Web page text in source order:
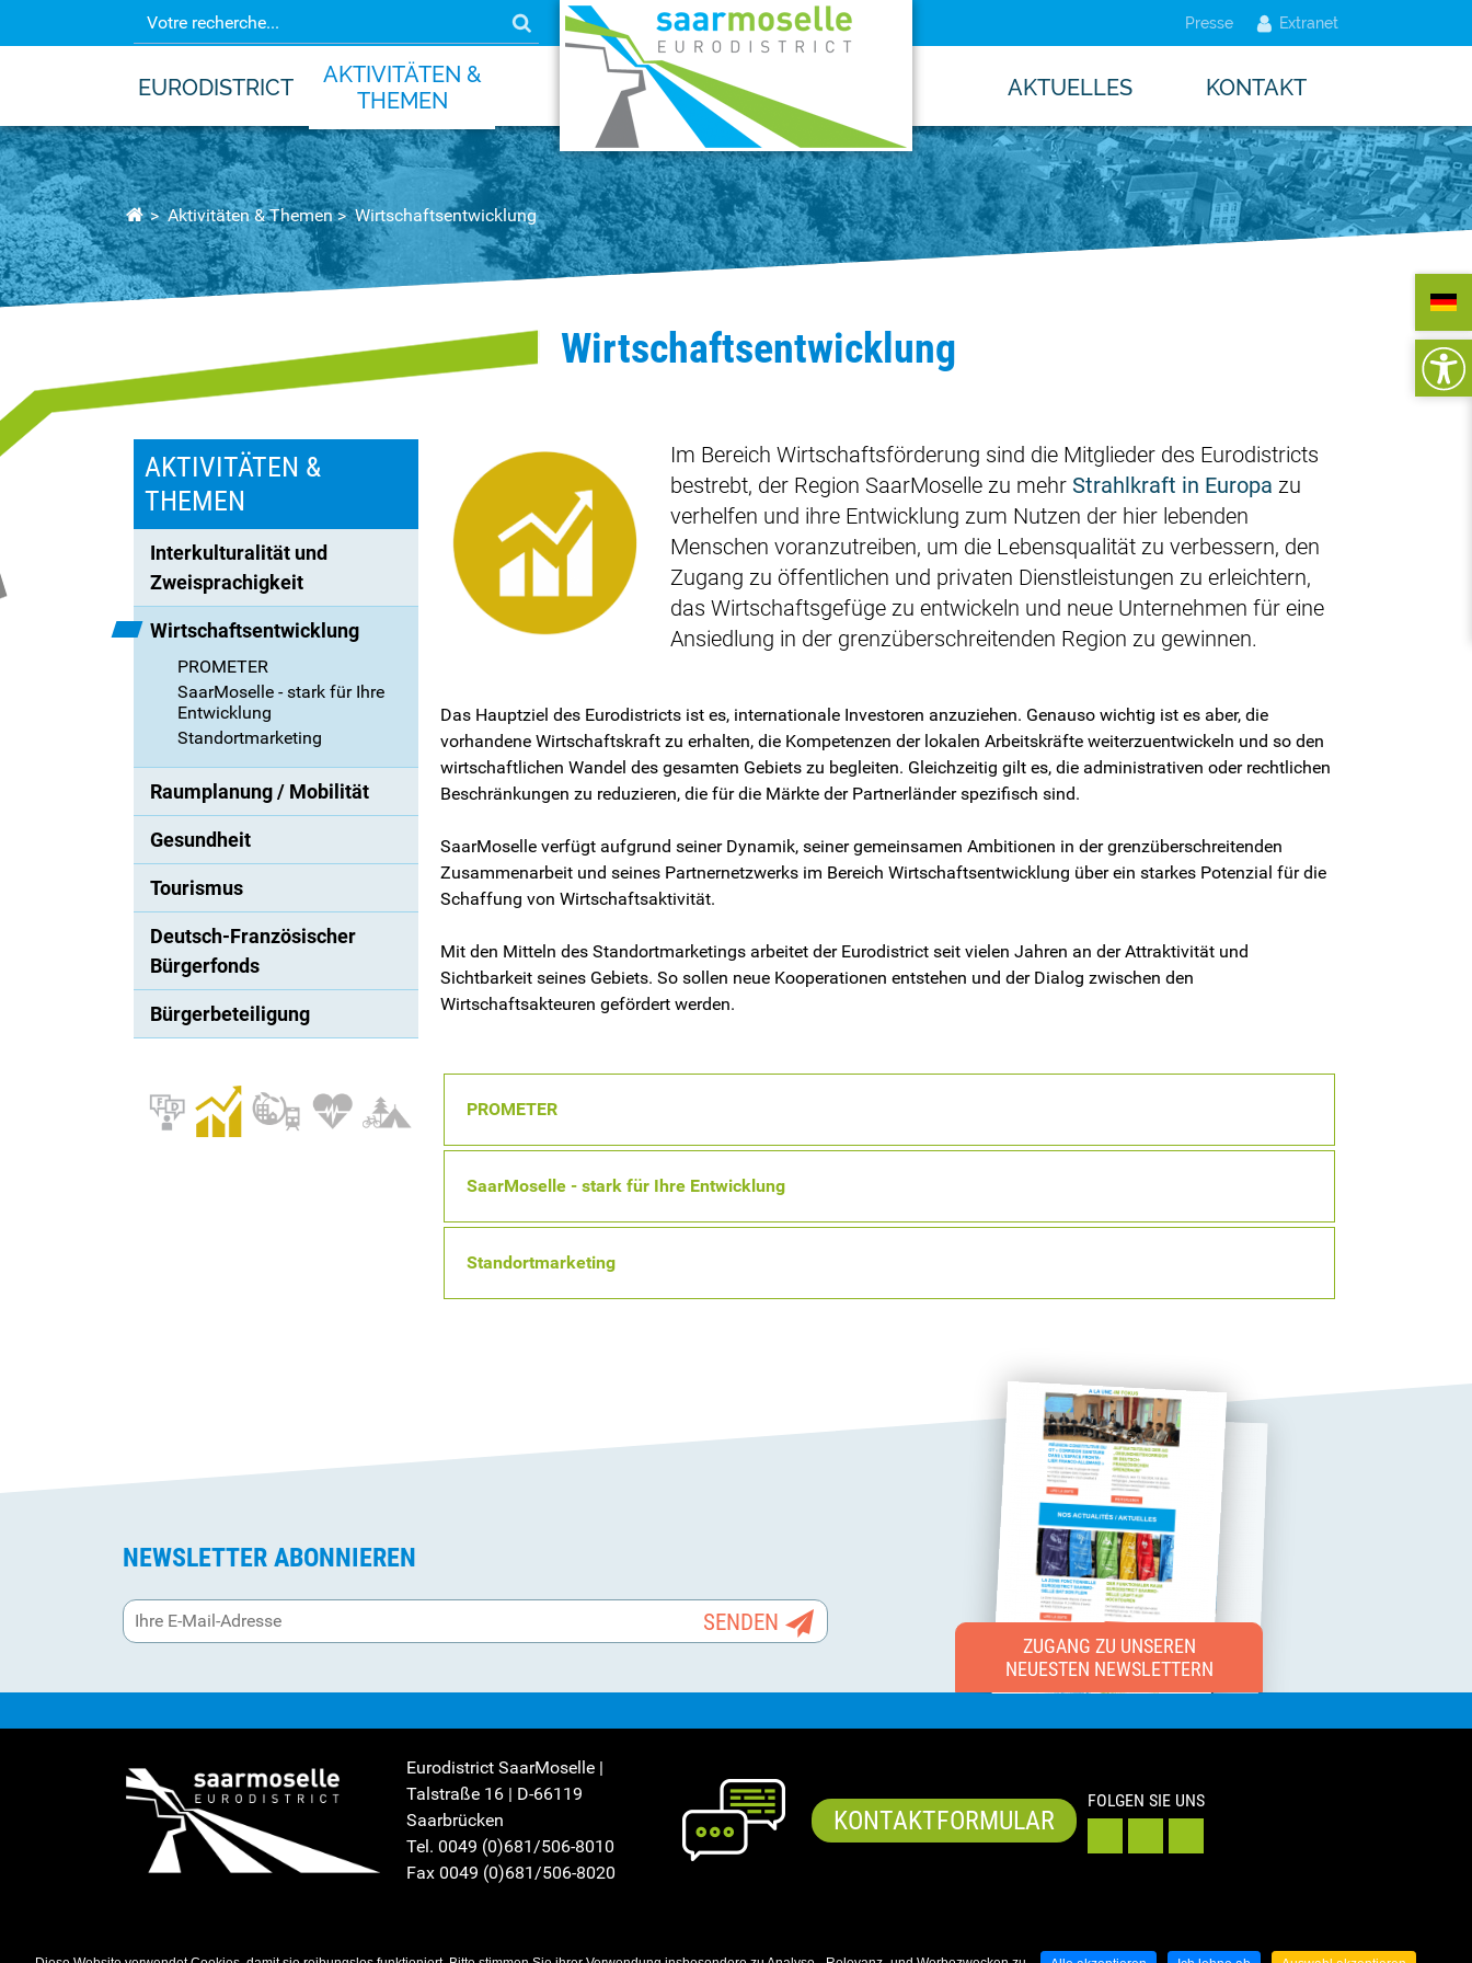
Presse Extranet
EURODISTRICT
AKTIVITÄTEN &
THEMEN
AKTUELLES KONTAKT
Aktivitäten & Themen Wirtschaftsentwicklung
Wirtschaftsentwicklung
Im Bereich Wirtschaftsförderung sind die Mitglieder des Eurodistricts
bestrebt, der Region SaarMoselle zu mehr Strahlkraft in Europa zu
verhelfen und ihre Entwicklung zum Nutzen der hier lebenden
Menschen voranzutreiben, um die Lebensqualität zu verbessern, den
Zugang zu öffentlichen und privaten Dienstleistungen zu erleichtern,
das Wirtschaftsgefüge zu entwickeln und neue Unternehmen für eine
Ansiedlung in der grenzüberschreitenden Region zu gewinnen.
Das Hauptziel des Eurodistricts ist es, internationale Investoren anzuziehen. Genauso wichtig ist es aber, die
vorhandene Wirtschaftskraft zu erhalten, die Kompetenzen der lokalen Arbeitskräfte weiterzuentwickeln und so den
wirtschaftlichen Wandel des gesamten Gebiets zu begleiten. Gleichzeitig gilt es, die administrativen oder rechtlichen
Beschränkungen zu reduzieren, die für die Märkte der Partnerländer spezifisch sind.
SaarMoselle verfügt aufgrund seiner Dynamik, seiner gemeinsamen Ambitionen in der grenzüberschreitenden
Zusammenarbeit und seines Partnernetzwerks im Bereich Wirtschaftsentwicklung über ein starkes Potenzial für die
Schaffung von Wirtschaftsaktivität.
Mit den Mitteln des Standortmarketings arbeitet der Eurodistrict seit vielen Jahren an der Attraktivität und
Sichtbarkeit seines Gebiets. So sollen neue Kooperationen entstehen und der Dialog zwischen den
Wirtschaftsakteuren gefördert werden.
PROMETER
SaarMoselle - stark für Ihre Entwicklung
Standortmarketing
AKTIVITÄTEN &
THEMEN
Interkulturalität und
Zweisprachigkeit
Wirtschaftsentwicklung
PROMETER
SaarMoselle - stark für Ihre
Entwicklung
Standortmarketing
Raumplanung / Mobilität
Gesundheit
Tourismus
Deutsch-Französischer
Bürgerfonds
Bürgerbeteiligung
NEWSLETTER ABONNIEREN
ZUGANG ZU UNSEREN
NEUESTEN NEWSLETTERN
Eurodistrict SaarMoselle |
Talstraße 16 | D-66119
Saarbrücken
Tel. 0049 (0)681/506-8010
Fax 0049 (0)681/506-8020
KONTAKTFORMULAR
FOLGEN SIE UNS